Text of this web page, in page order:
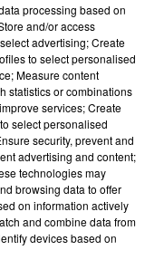
processing based on
and/or access
advertising; Create
to select personalised
Measure content
statistics or combinations
services; Create
select personalised
security, prevent and
advertising and content;
technologies may
browsing data to offer
on information actively
and combine data from
devices based on